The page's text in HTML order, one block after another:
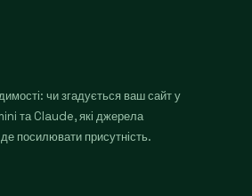
чи згадується ваш сайт у
та Claude, які джерела
посилювати присутність.